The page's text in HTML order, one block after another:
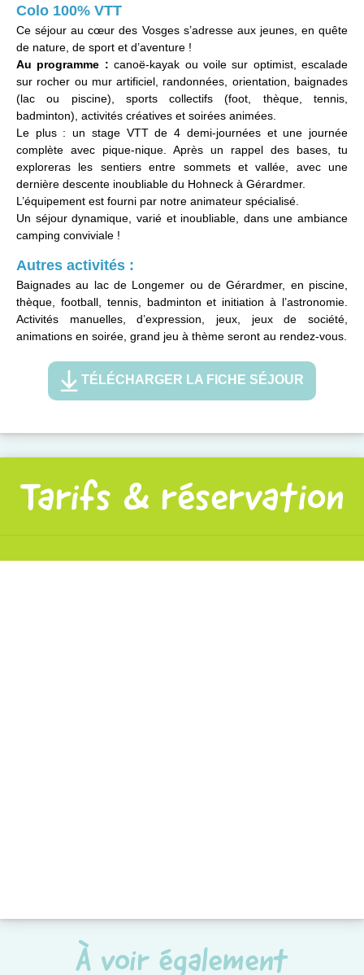
Colo 100% VTT
Ce séjour au cœur des Vosges s’adresse aux jeunes, en quête
de nature, de sport et d’aventure !
Au programme : canoë-kayak ou voile sur optimist, escalade
sur rocher ou mur artificiel, randonnées, orientation, baignades
(lac ou piscine), sports collectifs (foot, thèque, tennis,
badminton), activités créatives et soirées animées.
Le plus : un stage VTT de 4 demi-journées et une journée
complète avec pique-nique. Après un rappel des bases, tu
exploreras les sentiers entre sommets et vallée, avec une
dernière descente inoubliable du Hohneck à Gérardmer.
L’équipement est fourni par notre animateur spécialisé.
Un séjour dynamique, varié et inoubliable, dans une ambiance
camping conviviale !
Autres activités :
Baignades au lac de Longemer ou de Gérardmer, en piscine,
thèque, football, tennis, badminton et initiation à l’astronomie.
Activités manuelles, d’expression, jeux, jeux de société,
animations en soirée, grand jeu à thème seront au rendez-vous.
TÉLÉCHARGER LA FICHE SÉJOUR
Tarifs & réservation
À voir également